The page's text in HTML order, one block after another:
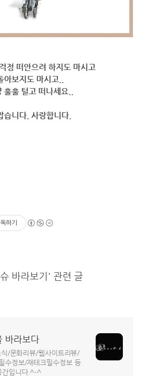
정 떠안으려 하지도 마시고
아보지도 마시고..
훌훌 털고 떠나세요..
습니다. 사랑합니다.
하기
바라보기' 관련 글
바라보다
/문화리뷰/웹사이트리뷰/
수정보/재테크필수정보 등
간입니다.^-^